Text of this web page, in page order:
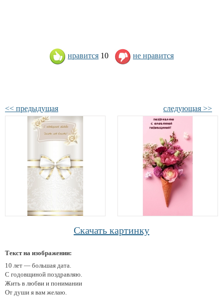
нравится 10 не нравится
<< предыдущая следующая >>
Скачать картинку
Текст на изображении:
10 лет — большая дата.
С годовщиной поздравляю.
Жить в любви и понимании
От души я вам желаю.